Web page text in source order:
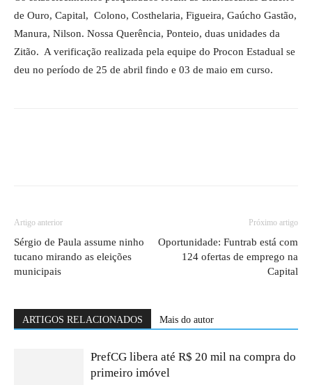
de Ouro, Capital, Colono, Costhelaria, Figueira, Gaúcho Gastão,
Manura, Nilson. Nossa Querência, Ponteio, duas unidades da
Zitão. A verificação realizada pela equipe do Procon Estadual se
deu no período de 25 de abril findo e 03 de maio em curso.
Artigo anterior
Sérgio de Paula assume ninho
tucano mirando as eleições
municipais
Próximo artigo
Oportunidade: Funtrab está com
124 ofertas de emprego na
Capital
ARTIGOS RELACIONADOS Mais do autor
PrefCG libera até R$ 20 mil na compra do
primeiro imóvel